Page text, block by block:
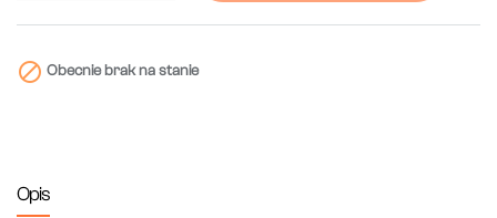
 Obecnie brak na stanie
Opis